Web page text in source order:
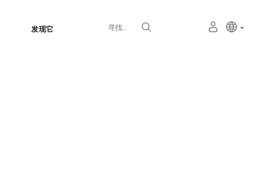
发现它 寻找
语
言
主动语
中文